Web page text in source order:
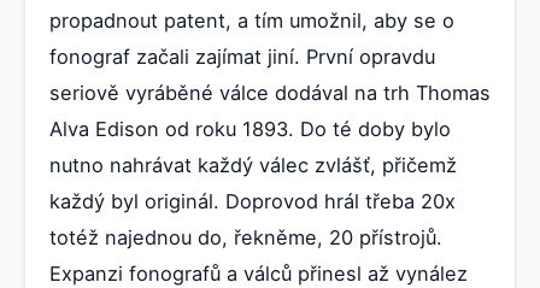
propadnout patent, a tím umožnil, aby se o
fonograf začali zajímat jiní. První opravdu
seriově vyráběné válce dodával na trh Thomas
Alva Edison od roku 1893. Do té doby bylo
nutno nahrávat každý válec zvlášť, přičemž
každý byl originál. Doprovod hrál třeba 20x
totéž najednou do, řekněme, 20 přístrojů.
Expanzi fonografů a válců přinesl až vynález